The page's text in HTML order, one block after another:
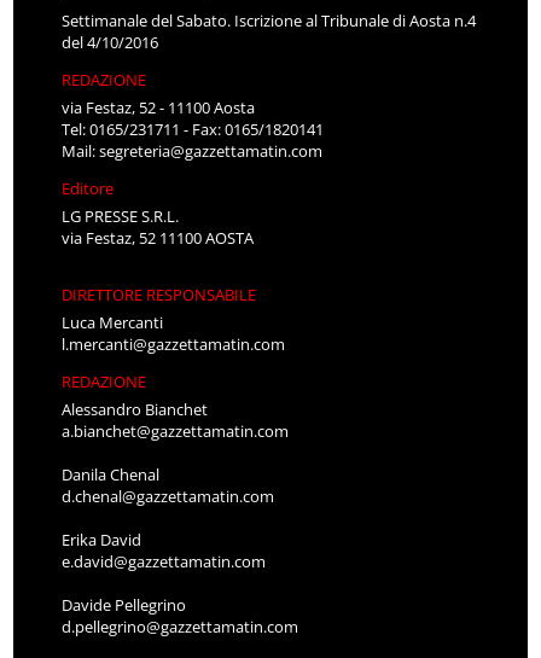
Settimanale del Sabato. Iscrizione al Tribunale di Aosta n.4
del 4/10/2016
REDAZIONE
via Festaz, 52 - 11100 Aosta
Tel: 0165/231711 - Fax: 0165/1820141
Mail:segreteria@gazzettamatin.com
Editore
LG PRESSE S.R.L.
via Festaz, 52 11100 AOSTA
DIRETTORE RESPONSABILE
Luca Mercanti
l.mercanti@gazzettamatin.com
REDAZIONE
Alessandro Bianchet
a.bianchet@gazzettamatin.com
Danila Chenal
d.chenal@gazzettamatin.com
Erika David
e.david@gazzettamatin.com
Davide Pellegrino
d.pellegrino@gazzettamatin.com